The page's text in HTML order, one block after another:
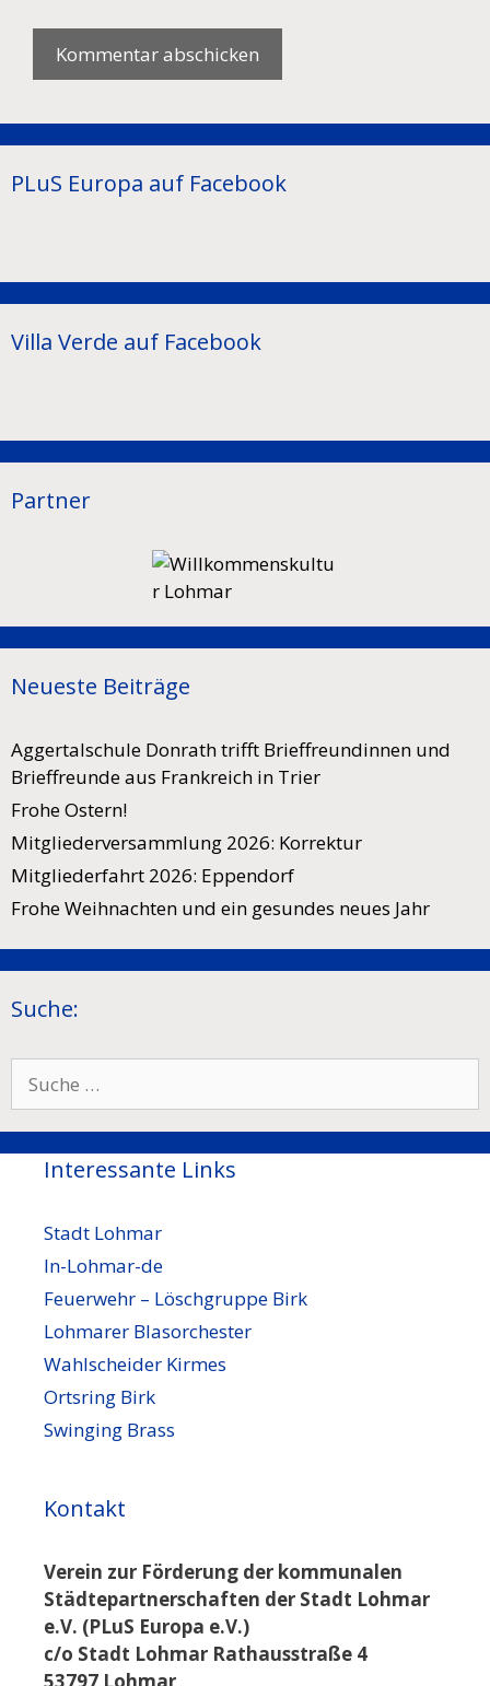
PLuS Europa auf Facebook
Villa Verde auf Facebook
Partner
Neueste Beiträge
Aggertalschule Donrath trifft Brieffreundinnen und
Brieffreunde aus Frankreich in Trier
Frohe Ostern!
Mitgliederversammlung 2026: Korrektur
Mitgliederfahrt 2026: Eppendorf
Frohe Weihnachten und ein gesundes neues Jahr
Suche:
nach:
Interessante Links
Stadt Lohmar
In-Lohmar-de
Feuerwehr – Löschgruppe Birk
Lohmarer Blasorchester
Wahlscheider Kirmes
Ortsring Birk
Swinging Brass
Kontakt
Verein zur Förderung der kommunalen
Städtepartnerschaften der Stadt Lohmar
e.V. (PLuS Europa e.V.)
c/o Stadt Lohmar Rathausstraße 4
53797 Lohmar